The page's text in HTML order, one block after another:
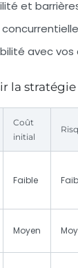
et
avec
la
Coût
initial
Faible
Moyen